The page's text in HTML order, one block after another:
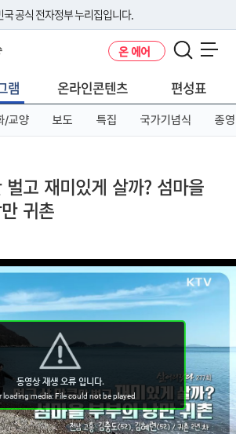
국 공식 전자정부 누리집입니다.
하기
다른 도메인 주소를 사용하고 있다면 아래 URL에
해 보세요
온 에어
램 온라인콘텐츠 편성표
/교양 보도 특집 국가기념식 종영
고 재미있게 살까? 섬마을
귀촌